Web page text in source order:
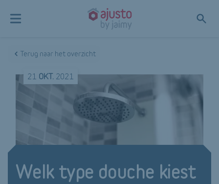
Terug naar het overzicht
21 OKT. 2021
Welk type douche kiest